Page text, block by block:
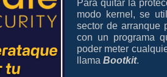
Para quitar la
modo kernel, se
sector de arranque
con un programa
poder meter
llama Bootkit.